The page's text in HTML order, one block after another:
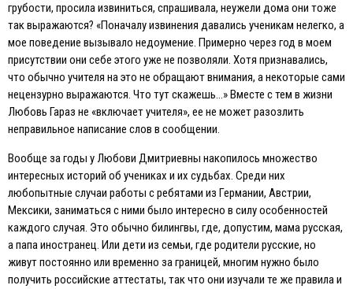
грубости, просила извиниться, спрашивала, неужели дома они тоже
так выражаются? «Поначалу извинения давались ученикам нелегко, а
мое поведение вызывало недоумение. Примерно через год в моем
присутствии они себе этого уже не позволяли. Хотя признавались,
что обычно учителя на это не обращают внимания, а некоторые сами
нецензурно выражаются. Что тут скажешь…» Вместе с тем в жизни
Любовь Гараз не «включает учителя», ее не может разозлить
неправильное написание слов в сообщении.
Вообще за годы у Любови Дмитриевны накопилось множество
интересных историй об учениках и их судьбах. Среди них
любопытные случаи работы с ребятами из Германии, Австрии,
Мексики, заниматься с ними было интересно в силу особенностей
каждого случая. Это обычно билингвы, где, допустим, мама русская,
а папа иностранец. Или дети из семьи, где родители русские, но
живут постоянно или временно за границей, многим нужно было
получить российские аттестаты, так что они изучали те же правила и